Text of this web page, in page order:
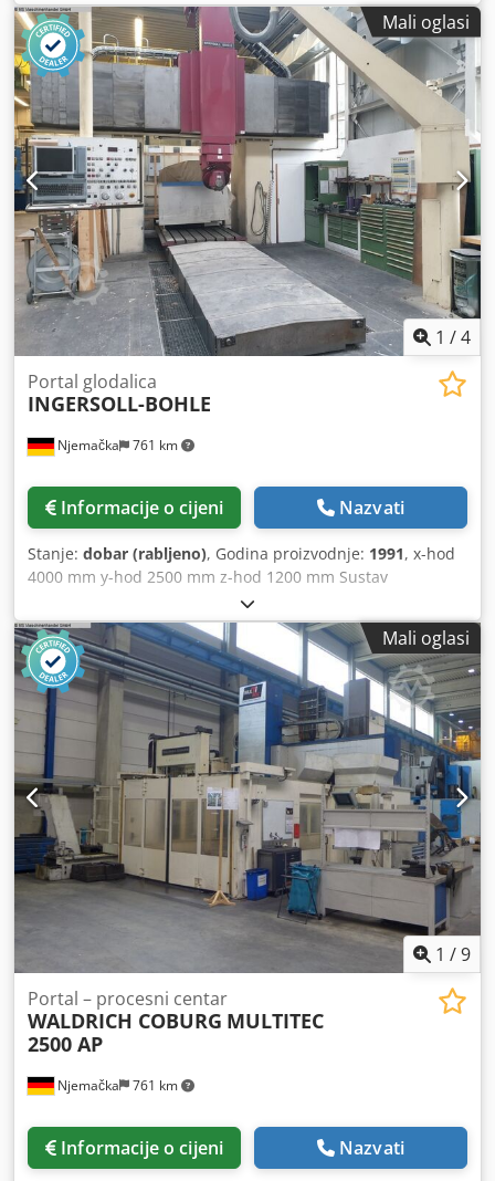
Nadzemna visina 6300 mm dimenzije stola - dužina 5000
mm Dimenzije stola - preko 2500 mm Broj stolova 2 Uređaj
za promjenu alata u 200 smjerova težina alata max 30 kg
držač alata HSK A 100 Promjer alata max 250 mm duljina
alata max 500 mm broj okretaja vretena 5-6000 o/min c-os
-10 do 370 ° b-os 5 do -95 ° razmak stupa 3000 mm
Udaljenost između vrha vretena i stola 1500 mm Težina
stroja cca 161 t Potreban prostor cca 20,5 x 11 x 6,3 m Ova
WALDRICH-COBURG Valutec portalna glodalica je u vrlo,
vrlo u dobrom stanju i može se pogledati po dogovoru s
prodavateljem.
Mali oglasi
1 /4
Njemačka 761 km
Portal glodalica
INGERSOLL-BOHLE
Informacije o cijeni Nazvati
Stanje: dobar (rabljeno), Godina proizvodnje: 1991, x-hod
4000 mm y-hod 2500 mm z-hod 1200 mm Sustav
upravljanja FIDIA M30 vreteno 37 kW broj okretaja 4500
o/min razmak stupa 2300 mm Razmak između vretena za
glodanje i stezne površine 1250 mm ISO SK-50 snimanje
dimenzije stola - dužina 3000 mm Dimenzije stola - preko
1500 mm 5-osna portalna glodalica Ingersoll-Bohle je u
dobrom stanju i može se pogledati po dogovoru s
prodavateljem. Pribor: - Visokofrekventno vreteno velike
brzine 3,8 kW s 25.000 o/min. Opis: - kontinuirano
podesiva glava za glodanje po kosoj osi (brzina 4500 o/min)
Chodpfx Acovwgmgswja
Mali oglasi
1 /9
Njemačka 761 km
Portal – procesni centar
WALDRICH COBURG MULTITEC
2500 AP
Informacije o cijeni Nazvati